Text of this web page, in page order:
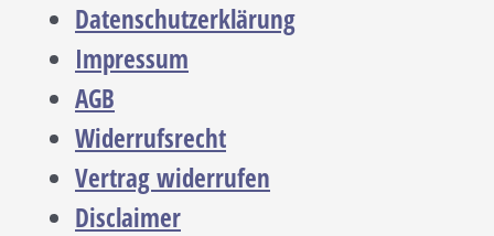
Datenschutzerklärung
Impressum
AGB
Widerrufsrecht
Vertrag widerrufen
Disclaimer